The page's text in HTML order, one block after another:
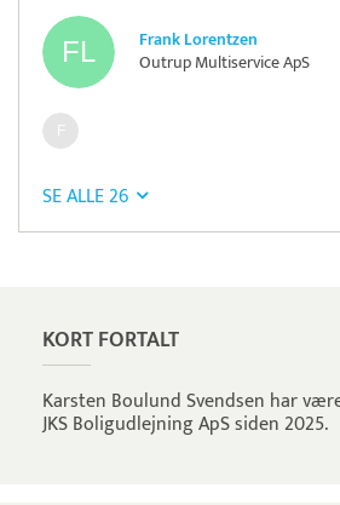
Frank Lorentzen
Outrup Multiservice ApS
SE ALLE 26
KORT FORTALT
Karsten Boulund Svendsen har
JKS Boligudlejning ApS siden 2025.